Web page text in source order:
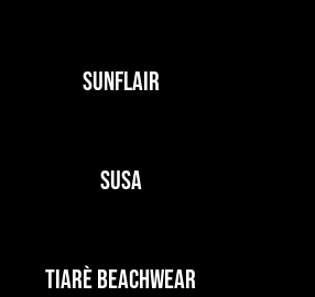
SUNFLAIR
SUSA
TIARÈ BEACHWEAR